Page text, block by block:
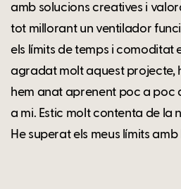
amb solucions creatives i
tot millorant un ventilador
els límits de temps i comoditat
agradat molt aquest projecte,
hem anat aprenent poc a poc
a mi. Estic molt contenta de la
He superat els meus límits